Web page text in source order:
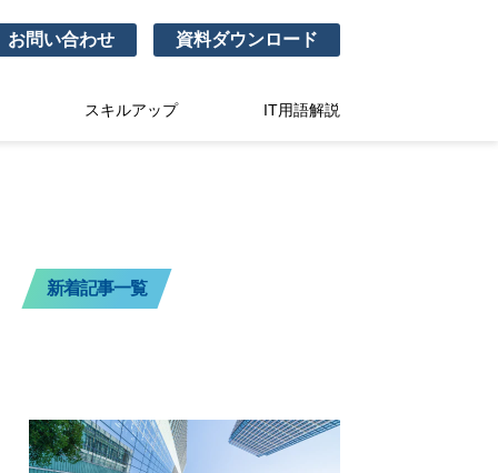
お問い合わせ 資料ダウンロード
スキルアップ IT用語解説
新着記事一覧